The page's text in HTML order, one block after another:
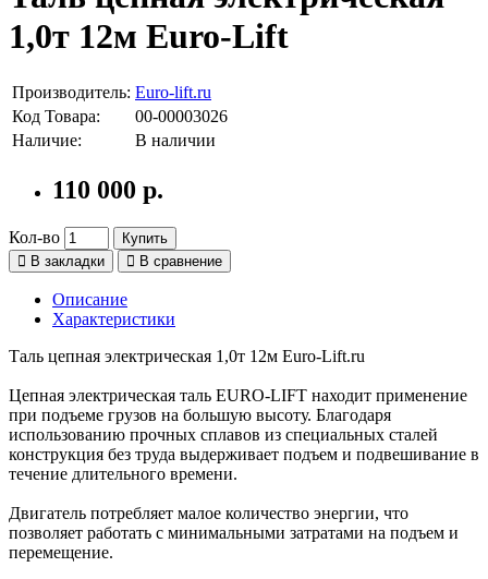
1,0т 12м Euro-Lift
Производитель: Euro-lift.ru
Код Товара:
00-00003026
Наличие:
В наличии
110 000 р.
Кол-во
Купить
В закладки
В сравнение
Описание
Характеристики
Таль цепная электрическая 1,0т 12м Euro-Lift.ru
Цепная электрическая таль EURO-LIFT находит применение
при подъеме грузов на большую высоту. Благодаря
использованию прочных сплавов из специальных сталей
конструкция без труда выдерживает подъем и подвешивание в
течение длительного времени.
Двигатель потребляет малое количество энергии, что
позволяет работать с минимальными затратами на подъем и
перемещение.